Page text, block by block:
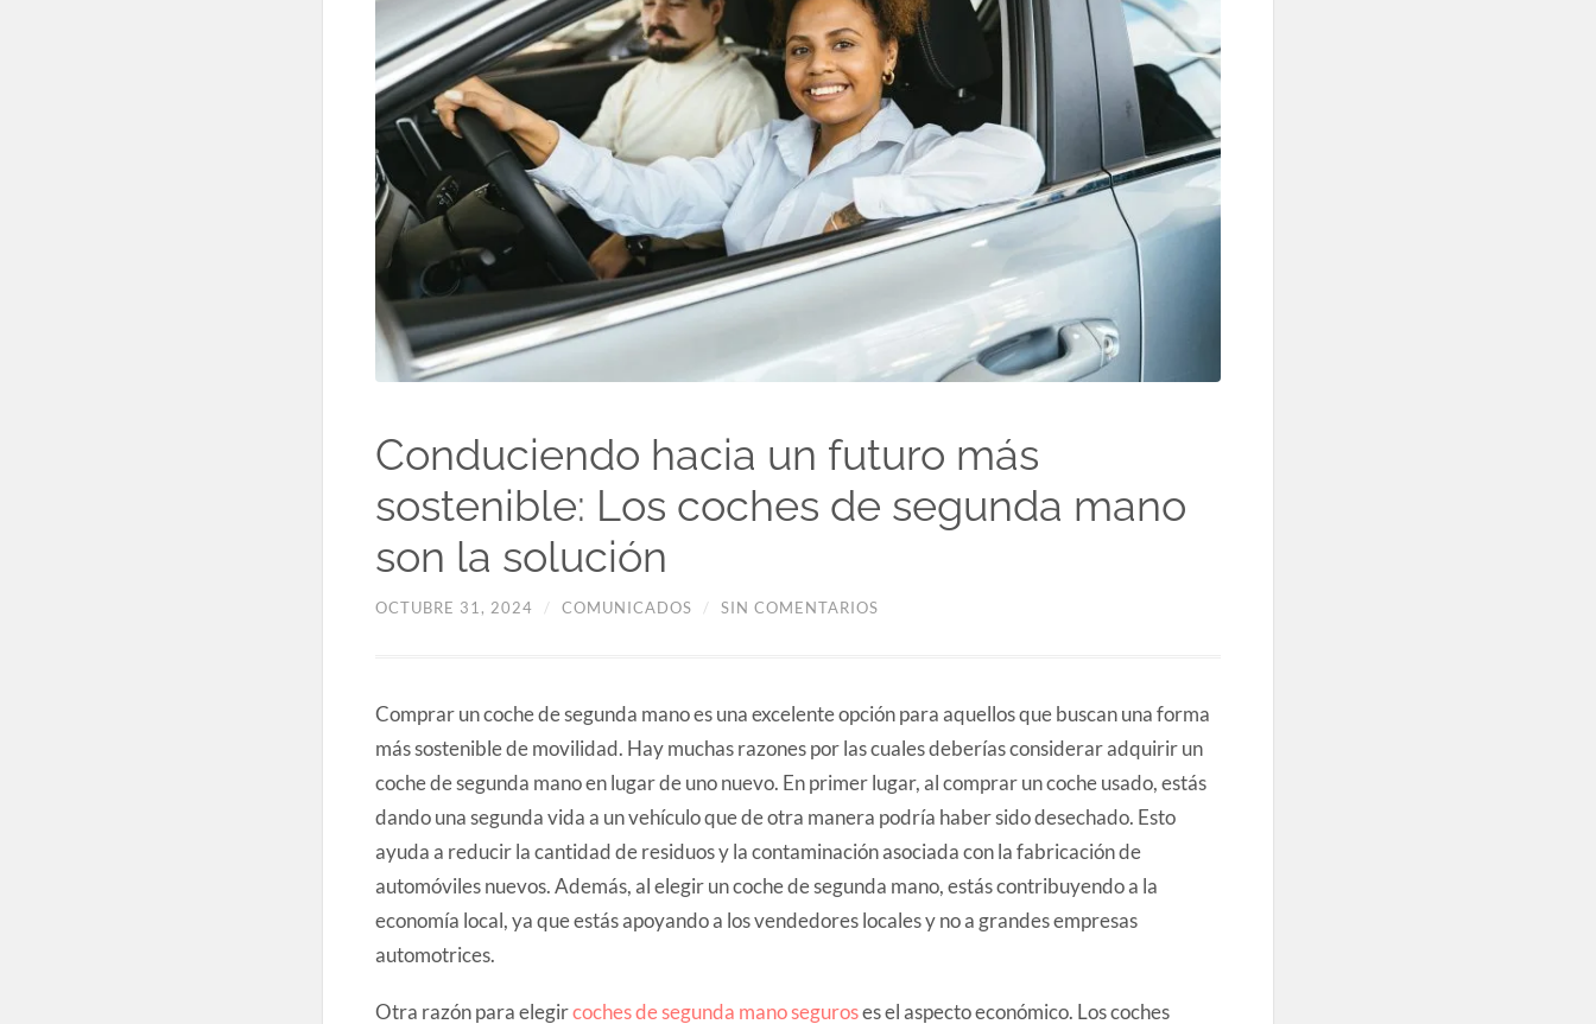
Conduciendo hacia un futuro más
sostenible: Los coches de segunda mano
son la solución
OCTUBRE 31, 2024 / COMUNICADOS / SIN COMENTARIOS
Comprar un coche de segunda mano es una excelente opción para aquellos que buscan una forma
más sostenible de movilidad. Hay muchas razones por las cuales deberías considerar adquirir un
coche de segunda mano en lugar de uno nuevo. En primer lugar, al comprar un coche usado, estás
dando una segunda vida a un vehículo que de otra manera podría haber sido desechado. Esto
ayuda a reducir la cantidad de residuos y la contaminación asociada con la fabricación de
automóviles nuevos. Además, al elegir un coche de segunda mano, estás contribuyendo a la
economía local, ya que estás apoyando a los vendedores locales y no a grandes empresas
automotrices.
Otra razón para elegircoches de segunda mano seguroses el aspecto económico. Los coches